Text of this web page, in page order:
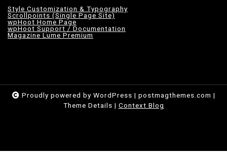
Style Customization & Typography
Scrollpoints (Single Page Site)
wpHoot Home Page
wpHoot Support / Documentation
Magazine Lume Premium
Proudly powered by WordPress | postmagthemes.com |
Theme Details | Context Blog